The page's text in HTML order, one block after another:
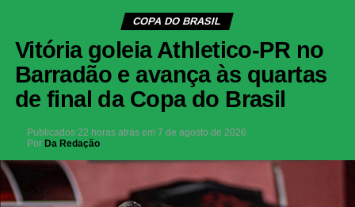
COPA DO BRASIL
Vitória goleia Athletico-PR no
Barradão e avança às quartas
de final da Copa do Brasil
Publicados 22 horas atrás em 7 de agosto de 2026
Por Da Redação